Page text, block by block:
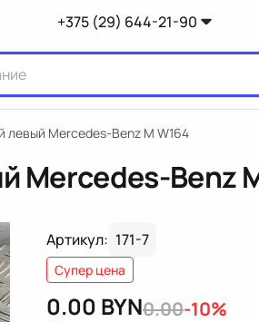
+375 (29) 644-21-90
левый Mercedes-Benz M W164
Mercedes-Benz
Артикул: 171-7
Супер цена
0.00 BYN0.00-10%